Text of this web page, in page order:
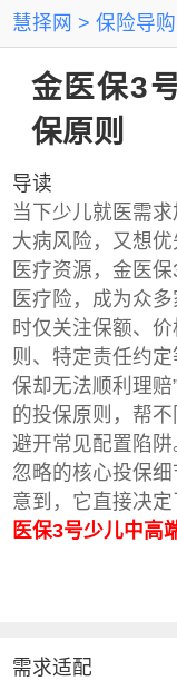
慧择网 保险导购
金医保3
保原则
导读
当下少儿就医需
大病风险，又想
医疗资源，金医
医疗险，成为众
时仅关注保额、
则、特定责任约
保却无法顺利理
的投保原则，帮
避开常见配置陷
忽略的核心投保
意到，它直接决
医保3号少儿中高
需求适配